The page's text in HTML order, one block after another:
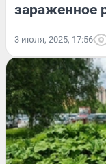
зараженное
3 июля, 2025, 17:56